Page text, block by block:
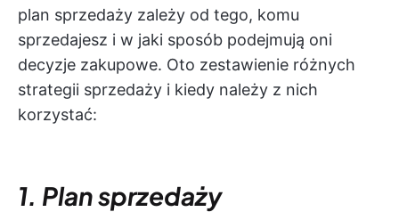
plan sprzedaży zależy od tego, komu
sprzedajesz i w jaki sposób podejmują oni
decyzje zakupowe. Oto zestawienie różnych
strategii sprzedaży i kiedy należy z nich
korzystać:
1. Plan sprzedaży